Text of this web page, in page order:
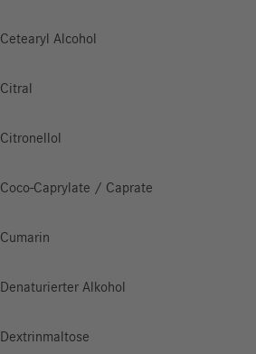
Cetearyl Alcohol
Citral
Citronellol
Coco-Caprylate / Caprate
Cumarin
Denaturierter Alkohol
Dextrinmaltose